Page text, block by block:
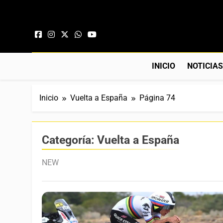
INICIO NOTICIAS
Inicio Vuelta a España Página 74
Categoría: Vuelta a España
NEW